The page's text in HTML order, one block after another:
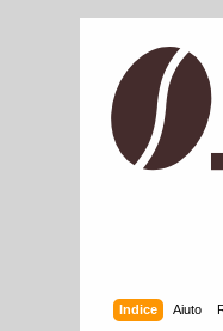
Indice Aiuto